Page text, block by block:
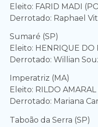
Eleito: FARID MADI
Derrotado: Raphael
Sumaré (SP)
Eleito: HENRIQUE DO
Derrotado: Willian
Imperatriz (MA)
Eleito: RILDO AMARAL
Derrotado: Mariana
Taboão da Serra (SP)